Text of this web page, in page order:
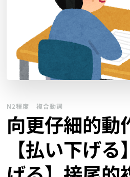
N2程度 複合動詞
向更仔細的動
【払い下げ